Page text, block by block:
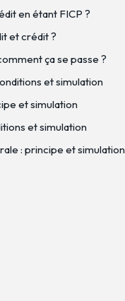
en étant FICP ?
et crédit ?
ça se passe ?
et simulation
et simulation
et simulation
: principe et simulation